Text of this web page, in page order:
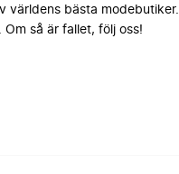
världens bästa modebutiker.
så är fallet, följ oss!